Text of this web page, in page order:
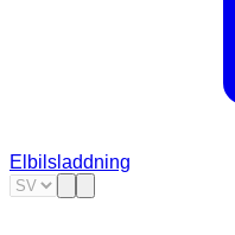
Elbilsladdning